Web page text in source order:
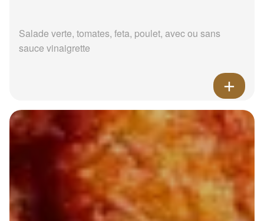
Salade verte, tomates, feta, poulet, avec ou sans
sauce vinaigrette